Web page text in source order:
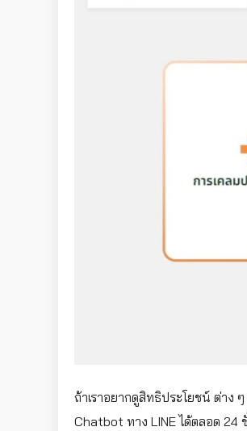
ถ้าเราอยากดูสิทธิประโยชน์ ต่าง ๆ
Chatbot ทาง LINE ได้ตลอด 24